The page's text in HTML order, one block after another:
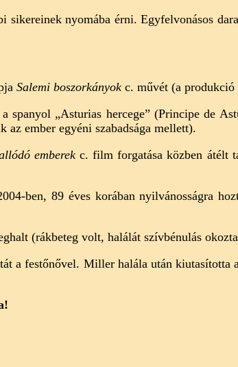
sikereinek nyomába érni. Egyfelvonásos
Salemi boszorkányok c. művét (a
spanyol „Asturias hercege” (Principe de
ember egyéni szabadsága mellett).
emberekc. film forgatása közben átélt
ben, 89 éves korában nyilvánosságra
(rákbeteg volt, halálát szívbénulás
a festőnővel. Miller halála után